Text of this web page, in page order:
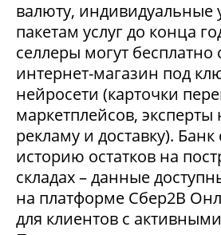
валюту, индивидуальные
пакетам услуг до конца
селлеры могут бесплатно
интернет-магазин под
нейросети (карточки
маркетплейсов, эксперты
рекламу и доставку).
историю остатков на
складах – данные
на платформе Сбер2В
для клиентов с